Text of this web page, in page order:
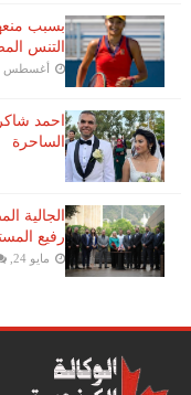
بسبب
التنس​
أغسطس 11, 2022
احمد
الساحرة
الجالية
رفيع
مايو 24, 2023